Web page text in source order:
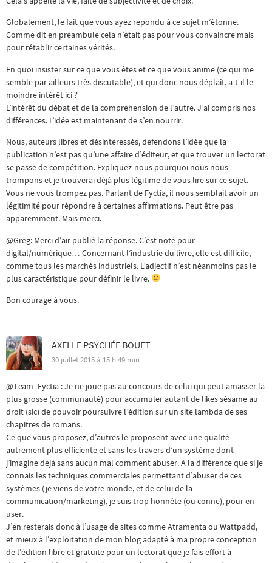
Globalement, le fait que vous ayez répondu à ce sujet m’étonne.
Comme dit en préambule cela n’était pas pour vous convaincre mais
pour rétablir certaines vérités.
En quoi insister sur ce que vous êtes et ce que vous anime (ce qui me
semble par ailleurs très discutable), et qui donc nous déplaît, a-t-il le
moindre intérêt ici ?
L’intérêt du débat et de la compréhension de l’autre. J’ai compris nos
différences. L’idée est maintenant de s’en nourrir.
Nous, auteurs libres et désintéressés, défendons l’idée que la
publication n’est pas qu’une affaire d’éditeur, et que trouver un lectorat
se passe de compétition. Expliquez-nous pourquoi nous nous
trompons et je trouverai déjà plus légitime de vous lire sur ce sujet.
Vous ne vous trompez pas. Parlant de Fyctia, il nous semblait avoir un
légitimité pour répondre à certaines affirmations. Peut être pas
apparemment. Mais merci.
@Greg: Merci d’air publié la réponse. C’est noté pour
digital/numérique… Concernant l’industrie du livre, elle est difficile,
comme tous les marchés industriels. L’adjectif n’est néanmoins pas le
plus caractéristique pour définir le livre.
Bon courage à vous.
AXELLE PSYCHÉE BOUET
30 juillet 2015 à 15 h 49 min
@Team_Fyctia : Je ne joue pas au concours de celui qui peut amasser la
plus grosse (communauté) pour accumuler autant de likes sésame au
droit (sic) de pouvoir poursuivre l’édition sur un site lambda de ses
chapitres de romans.
Ce que vous proposez, d’autres le proposent avec une qualité
autrement plus efficiente et sans les travers d’un système dont
j’imagine déjà sans aucun mal comment abuser. A la différence que si je
connais les techniques commerciales permettant d’abuser de ces
systèmes (je viens de votre monde, et de celui de la
communication/marketing), je suis trop honnête (ou conne), pour en
user.
J’en resterais donc à l’usage de sites comme Atramenta ou Wattpadd,
et mieux à l’exploitation de mon blog adapté à ma propre conception
de l’édition libre et gratuite pour un lectorat que je fais effort à